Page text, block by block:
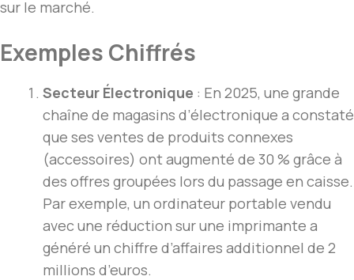
sur le marché.
Exemples Chiffrés
Secteur Électronique : En 2025, une grande
chaîne de magasins d’électronique a constaté
que ses ventes de produits connexes
(accessoires) ont augmenté de 30 % grâce à
des offres groupées lors du passage en caisse.
Par exemple, un ordinateur portable vendu
avec une réduction sur une imprimante a
généré un chiffre d’affaires additionnel de 2
millions d’euros.